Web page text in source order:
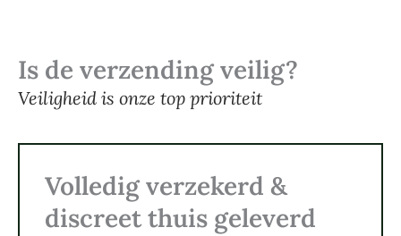
Is de verzending veilig?
Veiligheid is onze top prioriteit
Volledig verzekerd &
discreet thuis geleverd